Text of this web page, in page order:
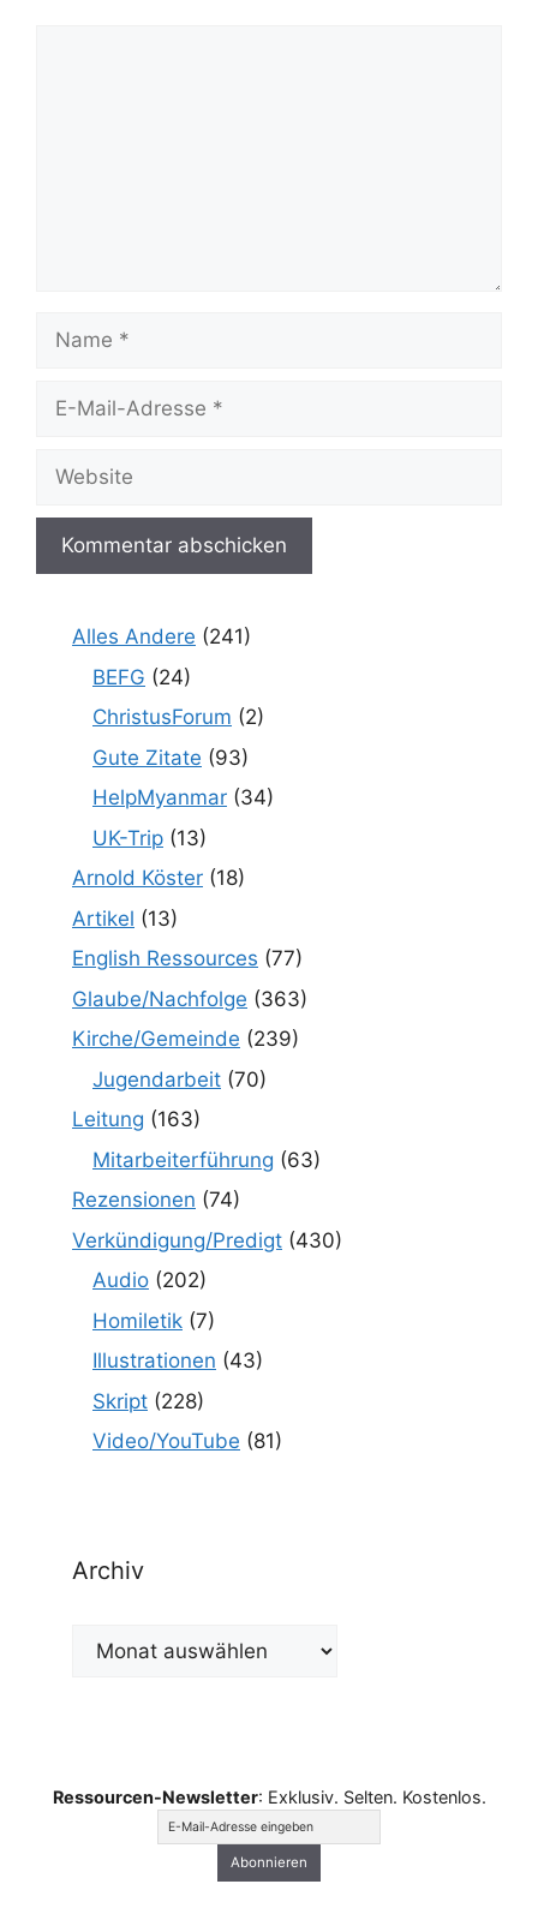
Name
Website
Alles Andere (241)
BEFG (24)
ChristusForum (2)
Gute Zitate (93)
HelpMyanmar (34)
UK-Trip (13)
Arnold Köster (18)
Artikel (13)
English Ressources (77)
Glaube/Nachfolge (363)
Kirche/Gemeinde (239)
Jugendarbeit (70)
Leitung (163)
Mitarbeiterführung (63)
Rezensionen (74)
Verkündigung/Predigt (430)
Audio (202)
Homiletik (7)
Illustrationen (43)
Skript (228)
Video/YouTube (81)
Archiv
Archiv
Ressourcen-Newsletter: Exklusiv. Selten. Kostenlos.